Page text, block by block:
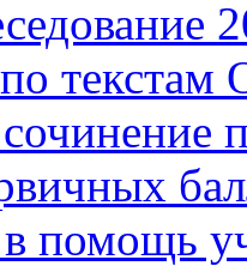
текстам
помощь